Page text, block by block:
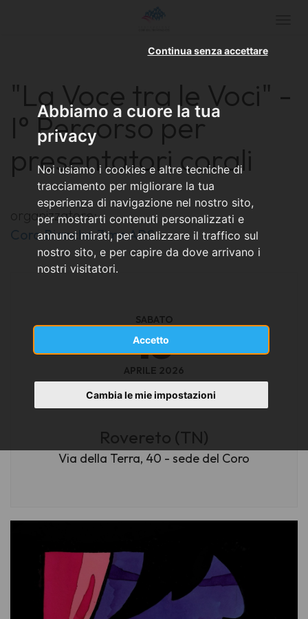
Abbiamo a cuore la tua
privacy
Noi usiamo i cookies e altre tecniche di
tracciamento per migliorare la tua
esperienza di navigazione nel nostro sito,
per mostrarti contenuti personalizzati e
annunci mirati, per analizzare il traffico sul
nostro sito, e per capire da dove arrivano i
nostri visitatori.
Accetto
Continua senza accettare
Cambia le mie impostazioni
"La Voce tra le Voci" -
I° Percorso per
presentatori corali
organizzatore:
Coro Bianche Zime APS
SABATO
18
APRILE 2026
ore 15
Rovereto (TN)
Via della Terra, 40 - sede del Coro